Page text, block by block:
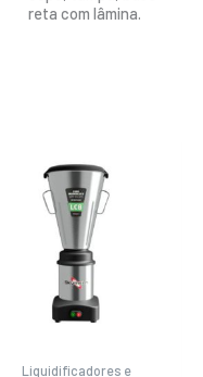
reta com lâmina.
Liquidificadores e